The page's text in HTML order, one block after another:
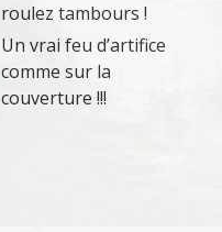
roulez tambours !
Un vrai feu d’artifice
comme sur la
couverture !!!